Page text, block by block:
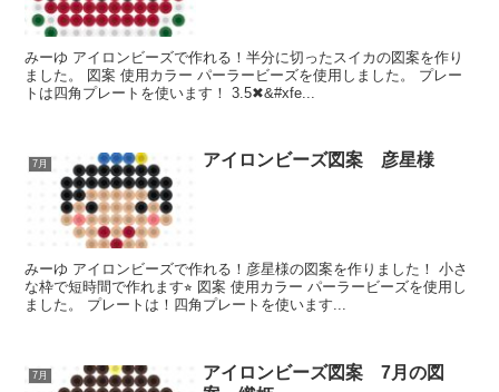
みーゆ アイロンビーズで作れる！半分に切ったスイカの図案を作り
ました。 図案 使用カラー パーラービーズを使用しました。 プレー
トは四角プレートを使います！ 3.5✖&#xfe...
7月 アイロンビーズ図案 彦星様
みーゆ アイロンビーズで作れる！彦星様の図案を作りました！ 小さ
な枠で短時間で作れます⭐︎ 図案 使用カラー パーラービーズを使用し
ました。 プレートは！四角プレートを使います...
7月
アイロンビーズ図案 7月の図